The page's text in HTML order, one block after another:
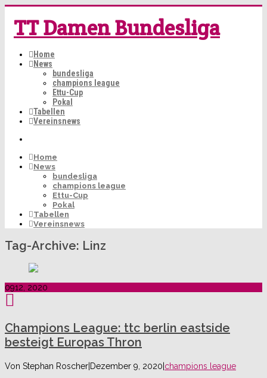
TT Damen Bundesliga
Home
News
bundesliga
champions league
Ettu-Cup
Pokal
Tabellen
Vereinsnews
Home
News
bundesliga
champions league
Ettu-Cup
Pokal
Tabellen
Vereinsnews
Tag-Archive: Linz
0912, 2020
Champions League: ttc berlin eastside
besteigt Europas Thron
Von Stephan Roscher|Dezember 9, 2020|champions league